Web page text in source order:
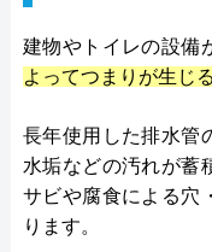
建物やトイレの設備
よってつまりが生じる
長年使用した排水管
水垢などの汚れが蓄
サビや腐食による穴
ります。